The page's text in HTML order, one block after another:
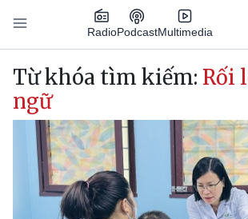
Nhảy đến nội dung
RadioPodcastMultimedia
Main navigation
Từ khóa tìm kiếm: Rối
ngữ